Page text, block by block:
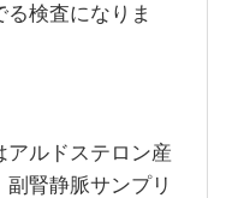
検査になりま
アルドステロン産
腎静脈サンプリ